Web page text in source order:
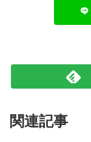
関連記事